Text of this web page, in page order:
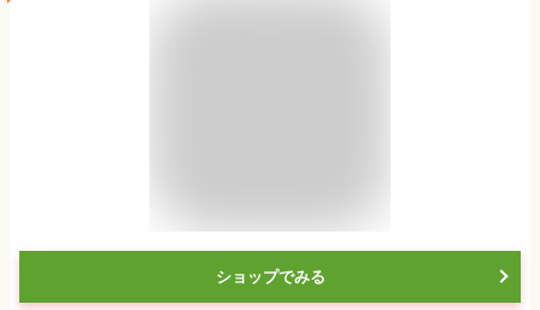
ショップでみる